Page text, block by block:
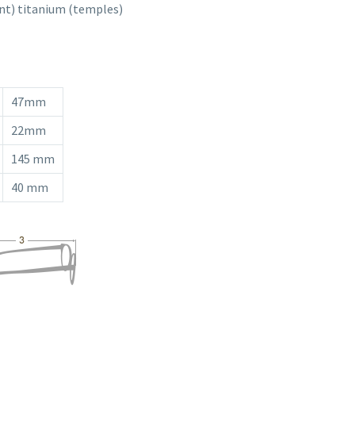
titanium (temples)
47mm
22mm
145 mm
40 mm